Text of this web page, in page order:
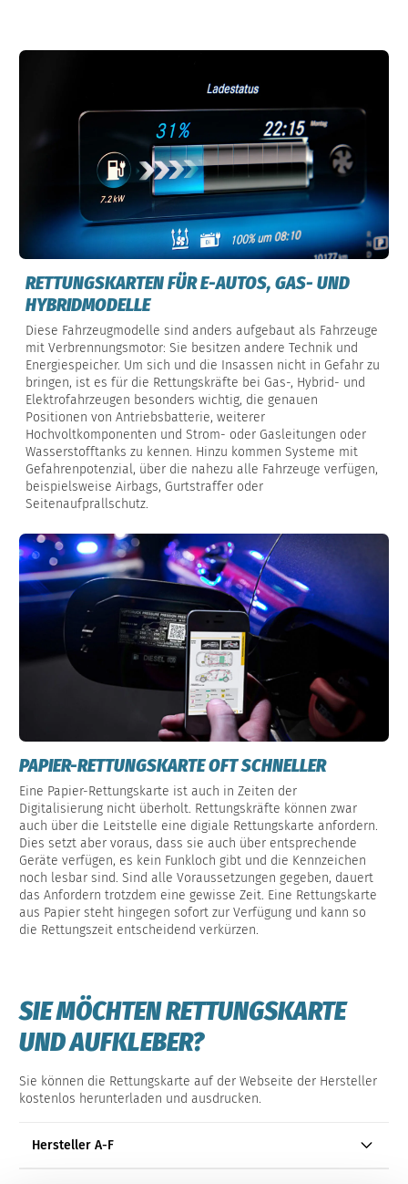
RETTUNGSKARTEN FÜR E-AUTOS, GAS- UND
HYBRIDMODELLE
Diese Fahrzeugmodelle sind anders aufgebaut als Fahrzeuge
mit Verbrennungsmotor: Sie besitzen andere Technik und
Energiespeicher. Um sich und die Insassen nicht in Gefahr zu
bringen, ist es für die Rettungskräfte bei Gas-, Hybrid- und
Elektrofahrzeugen besonders wichtig, die genauen
Positionen von Antriebsbatterie, weiterer
Hochvoltkomponenten und Strom- oder Gasleitungen oder
Wasserstofftanks zu kennen. Hinzu kommen Systeme mit
Gefahrenpotenzial, über die nahezu alle Fahrzeuge verfügen,
beispielsweise Airbags, Gurtstraffer oder
Seitenaufprallschutz.
PAPIER-RETTUNGSKARTE OFT SCHNELLER
Eine Papier-Rettungskarte ist auch in Zeiten der
Digitalisierung nicht überholt. Rettungskräfte können zwar
auch über die Leitstelle eine digiale Rettungskarte anfordern.
Dies setzt aber voraus, dass sie auch über entsprechende
Geräte verfügen, es kein Funkloch gibt und die Kennzeichen
noch lesbar sind. Sind alle Voraussetzungen gegeben, dauert
das Anfordern trotzdem eine gewisse Zeit. Eine Rettungskarte
aus Papier steht hingegen sofort zur Verfügung und kann so
die Rettungszeit entscheidend verkürzen.
SIE MÖCHTEN RETTUNGSKARTE
UND AUFKLEBER?
Sie können die Rettungskarte auf der Webseite der Hersteller
kostenlos herunterladen und ausdrucken.
Hersteller A-F